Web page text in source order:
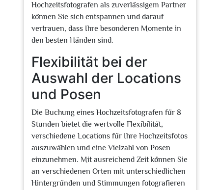
Hochzeitsfotografen als zuverlässigem Partner
können Sie sich entspannen und darauf
vertrauen, dass Ihre besonderen Momente in
den besten Händen sind.
Flexibilität bei der
Auswahl der Locations
und Posen
Die Buchung eines Hochzeitsfotografen für 8
Stunden bietet die wertvolle Flexibilität,
verschiedene Locations für Ihre Hochzeitsfotos
auszuwählen und eine Vielzahl von Posen
einzunehmen. Mit ausreichend Zeit können Sie
an verschiedenen Orten mit unterschiedlichen
Hintergründen und Stimmungen fotografieren